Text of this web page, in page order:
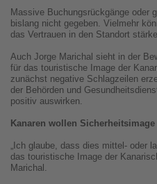
Massive Buchungsrückgänge oder
bislang nicht gegeben. Vielmehr
das Vertrauen in den Standort
Auch Jorge Marichal sieht in der
für das touristische Image der
zunächst negative Schlagzeilen
der Behörden und
positiv auswirken.
Kanaren wollen Sicherheitsimage
„Ich glaube, dass dies mittel- oder
das touristische Image der
Marichal.